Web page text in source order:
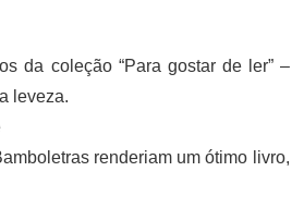
da coleção “Para gostar de ler” –
leveza.
renderiam um ótimo livro,